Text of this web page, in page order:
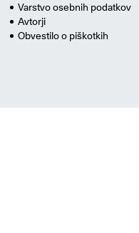
Varstvo osebnih podatkov
Avtorji
Obvestilo o piškotkih